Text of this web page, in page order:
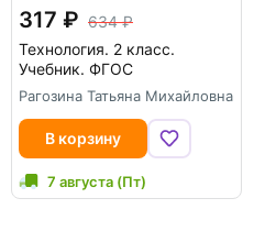
317
634
Технология. 2 класс.
Учебник. ФГОС
Рагозина Татьяна Михайловна
В корзину
7 августа (Пт)